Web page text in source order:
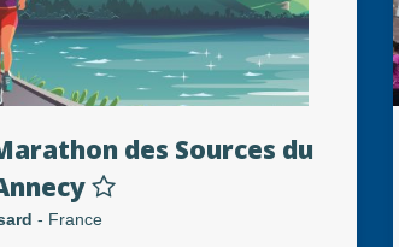
des Sources du
- France